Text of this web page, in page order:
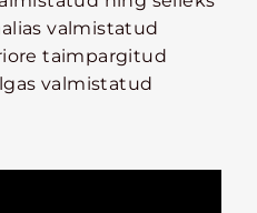
valmistatud
taimpargitud
valmistatud